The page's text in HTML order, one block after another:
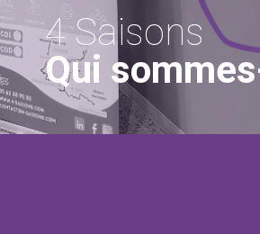
4 Saisons
Qui